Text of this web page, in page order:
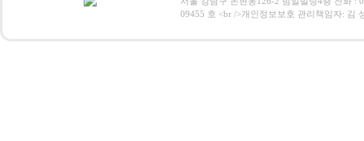
09455 호 <br />개인정보보호 관리책임자: 김